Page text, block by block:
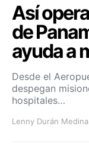
Así
de
ayuda a
Desde el
despegan
hospitales…
Lenny Durán Medina